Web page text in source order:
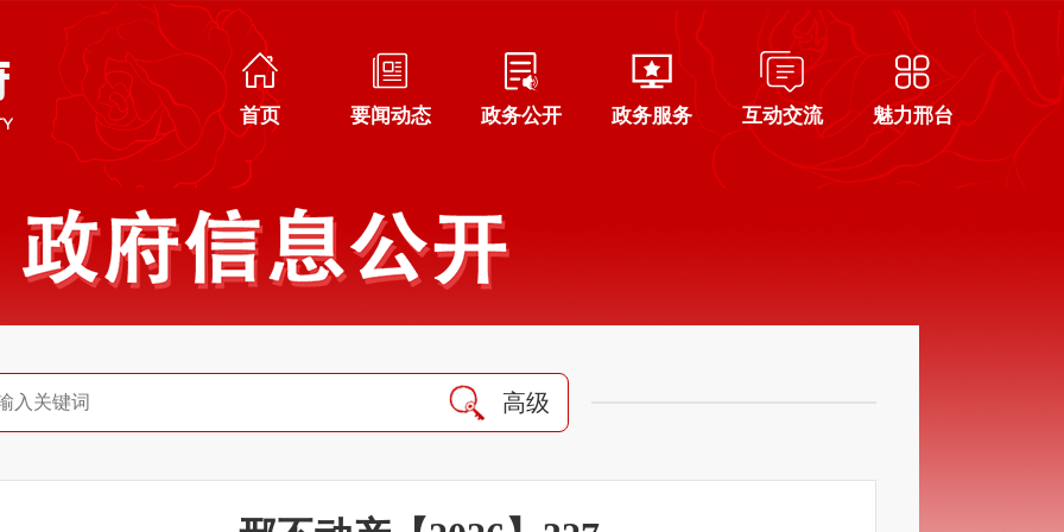
首页 要闻动态 政务公开 政务服务 互动交流 魅力邢台
高级